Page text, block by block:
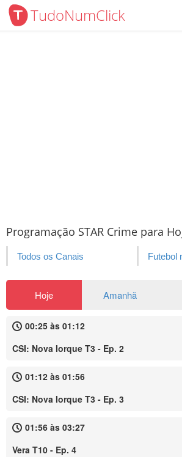
TudoNumClick
Programação STAR Crime para
Todos os Canais Futebol
Hoje Amanhã
00:25 às 01:12
CSI: Nova Iorque T3 - Ep. 2
01:12 às 01:56
CSI: Nova Iorque T3 - Ep. 3
01:56 às 03:27
Vera T10 - Ep. 4